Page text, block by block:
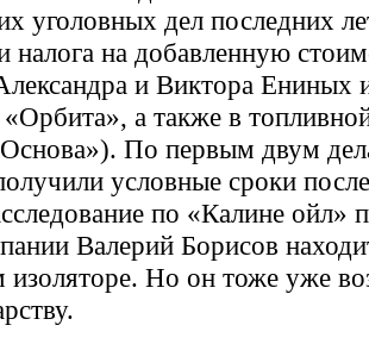
уголовных дел последних
налога на добавленную
и Виктора Ениных
а также в
По первым двум
условные сроки
по «Калине ойл»
Валерий Борисов
изоляторе. Но он тоже уже